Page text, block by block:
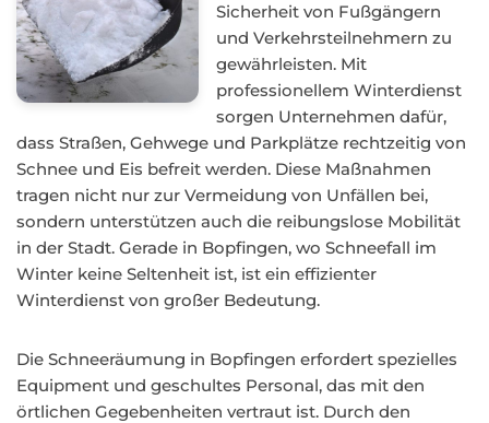
Sicherheit von Fußgängern
und Verkehrsteilnehmern zu
gewährleisten. Mit
professionellem Winterdienst
sorgen Unternehmen dafür,
dass Straßen, Gehwege und Parkplätze rechtzeitig von
Schnee und Eis befreit werden. Diese Maßnahmen
tragen nicht nur zur Vermeidung von Unfällen bei,
sondern unterstützen auch die reibungslose Mobilität
in der Stadt. Gerade in Bopfingen, wo Schneefall im
Winter keine Seltenheit ist, ist ein effizienter
Winterdienst von großer Bedeutung.
Die Schneeräumung in Bopfingen erfordert spezielles
Equipment und geschultes Personal, das mit den
örtlichen Gegebenheiten vertraut ist. Durch den